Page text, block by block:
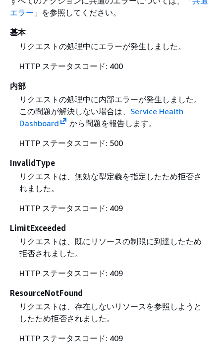
エラー 」を参照してください。
基本
リクエストの処理中にエラーが発生しました。
HTTP ステータスコード: 400
内部
リクエストの処理中に内部エラーが発生しました。
この問題が解決しない場合は、 Service Health
Dashboard
から問題を報告します。
HTTP ステータスコード: 500
InvalidType
リクエストは、無効な型定義を指定したため拒否さ
れました。
HTTP ステータスコード: 409
LimitExceeded
リクエストは、既にリソースの制限に到達したため
拒否されました。
HTTP ステータスコード: 409
ResourceNotFound
リクエストは、存在しないリソースを参照しようと
したため拒否されました。
HTTP ステータスコード: 409